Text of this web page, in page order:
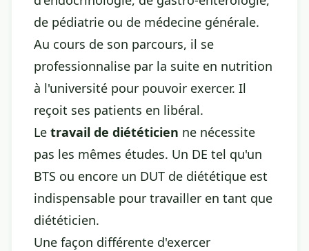
de pédiatrie ou de médecine générale.
Au cours de son parcours, il se
professionnalise par la suite en nutrition
à l'université pour pouvoir exercer. Il
reçoit ses patients en libéral.
Le travail de diététicien ne nécessite
pas les mêmes études. Un DE tel qu'un
BTS ou encore un DUT de diététique est
indispensable pour travailler en tant que
diététicien.
Une façon différente d'exercer